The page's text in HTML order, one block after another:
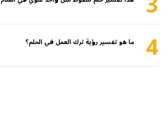
4 ما هو تفسير رؤية ترك العمل في الحلم؟